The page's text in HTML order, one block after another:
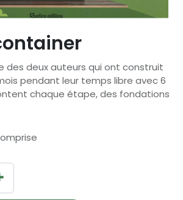
des deux auteurs qui ont construit
pendant leur temps libre avec 6
chaque étape, des fondations